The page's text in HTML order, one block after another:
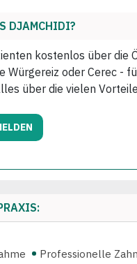
DJAMCHIDI?
kostenlos über die
Würgereiz oder Cerec -
über die vielen
Professionelle